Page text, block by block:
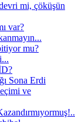
mi, çöküşün
var?
mu?
Sona Erdi
ve